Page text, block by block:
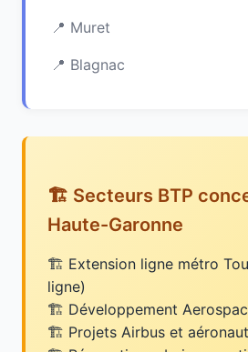
Muret
Blagnac
🏗️ Secteurs BTP
Haute-Garonne
Extension ligne métro
ligne)
Développement
Projets Airbus et